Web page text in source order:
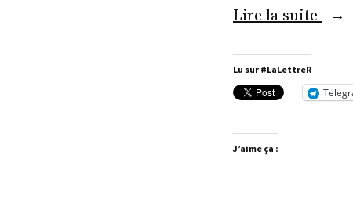
Lire la suite « M.
Lu sur #LaLettreR
J’aime ça :